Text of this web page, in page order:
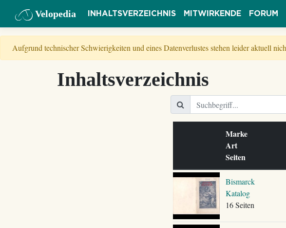
Velopedia INHALTSVERZEICHNIS MITWIRKENDE FORUM
Aufgrund technischer Schwierigkeiten und eines Datenverlustes stehen leider aktuell
Inhaltsverzeichnis
Marke
Art
Seiten
Bismarck
Katalog
16 Seiten